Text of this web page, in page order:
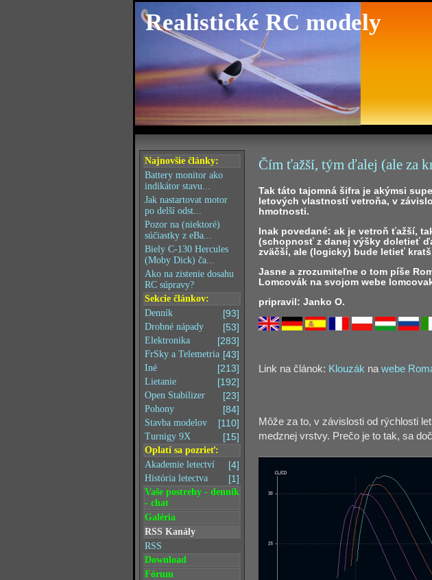
Realistické RC modely
Najnovšie články:
Battery monitor ako
indikátor stavu...
Jak nastartovat motor
po delší odst...
Pozor na (niektoré)
súčiastky z eBa...
Biely C-130 Hercules
(Moby Dick) ča...
Ako na zistenie dosahu
RC súpravy?
Sekcie článkov:
[93]
Denník
[53]
Drobné nápady
[283]
Elektronika
[43]
FrSky a Telemetria
[213]
Iné
[192]
Lietanie
[23]
Open Stabilizer
[84]
Pohony
[110]
Stavba modelov
[15]
Turnigy 9X
Oplatí sa pozrieť:
[4]
Akademie letectví
[1]
História letectva
Vaše postrehy - denník
- chat
Galéria
RSS Kanály
RSS
Download
Fórum
Čím ťažší, tým ďalej (ale za
Tak táto tajomná šifra je akýmsi
letových vlastností vetroňa, v
hmotnosti.
Inak povedané: ak je vetroň ťažší,
(schopnosť z danej výšky doletieť
zväčší, ale (logicky) bude letieť
Jasne a zrozumiteľne o tom píše
Lomcovák na svojom webe
pripravil: Janko O.
Link na článok: Klouzák na webe
Môže za to, v závislosti od rýchlosti
medznej vrstvy. Prečo je to tak, sa